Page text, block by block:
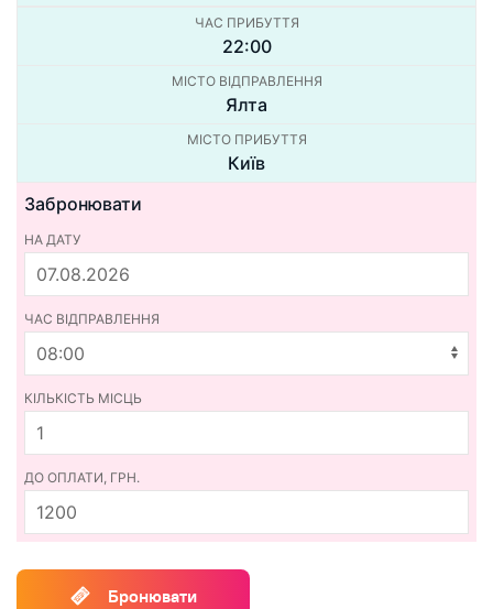
ЧАС ПРИБУТТЯ
22:00
МІСТО ВІДПРАВЛЕННЯ
Ялта
МІСТО ПРИБУТТЯ
Київ
Забронювати
НА ДАТУ
ЧАС ВІДПРАВЛЕННЯ
КІЛЬКІСТЬ МІСЦЬ
ДО ОПЛАТИ, ГРН.
1200
Бронювати